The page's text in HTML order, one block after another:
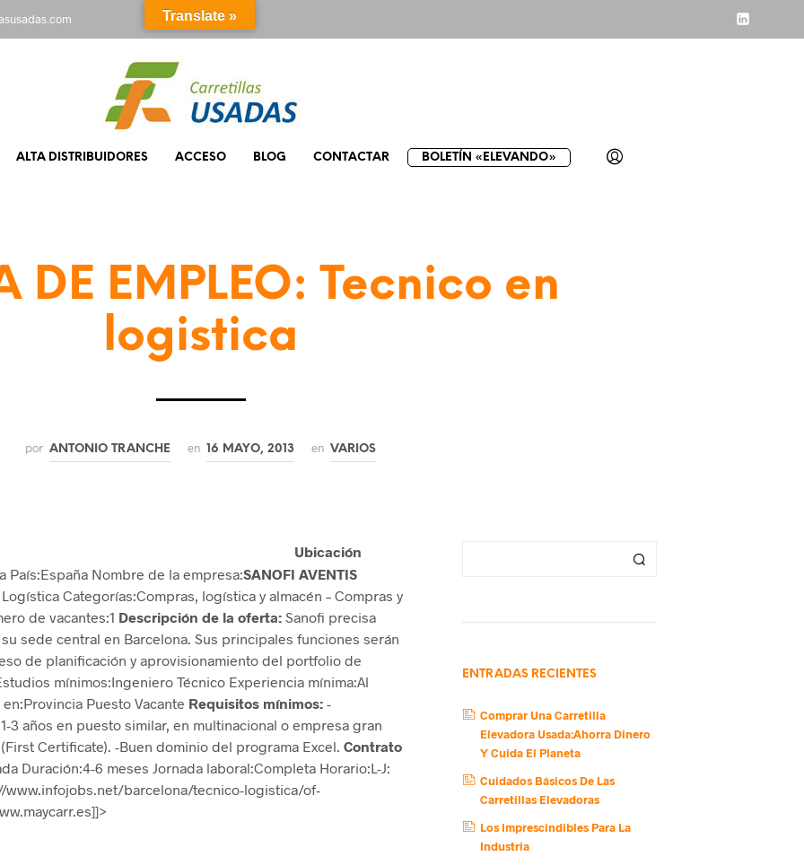
ALTA DISTRIBUIDORES ACCESO BLOG CONTACTAR BOLETÍN «ELEVANDO»
DE EMPLEO: Tecnico en
logistica
por ANTONIO TRANCHE en 16 MAYO, 2013 en VARIOS
Ubicación
País:España Nombre de la empresa:SANOFI AVENTIS
Categorías:Compras, logística y almacén – Compras y
de vacantes:1 Descripción de la oferta:Sanofi precisa
sede central en Barcelona. Sus principales funciones serán
de planificación y aprovisionamiento del portfolio de
mínimos:Ingeniero Técnico Experiencia mínima:Al
Puesto Vacante Requisitos mínimos:-
3 años en puesto similar, en multinacional o empresa gran
Certificate). -Buen dominio del programa Excel. Contrato
Duración:4-6 meses Jornada laboral:Completa Horario:L-J:
www.infojobs.net/barcelona/tecnico-logistica/of-
ENTRADAS RECIENTES
Comprar Una Carretilla
Elevadora Usada:Ahorra Dinero
Y Cuida El Planeta
Cuidados Básicos De Las
Carretillas Elevadoras
Los Imprescindibles Para La
Industria
Translate »